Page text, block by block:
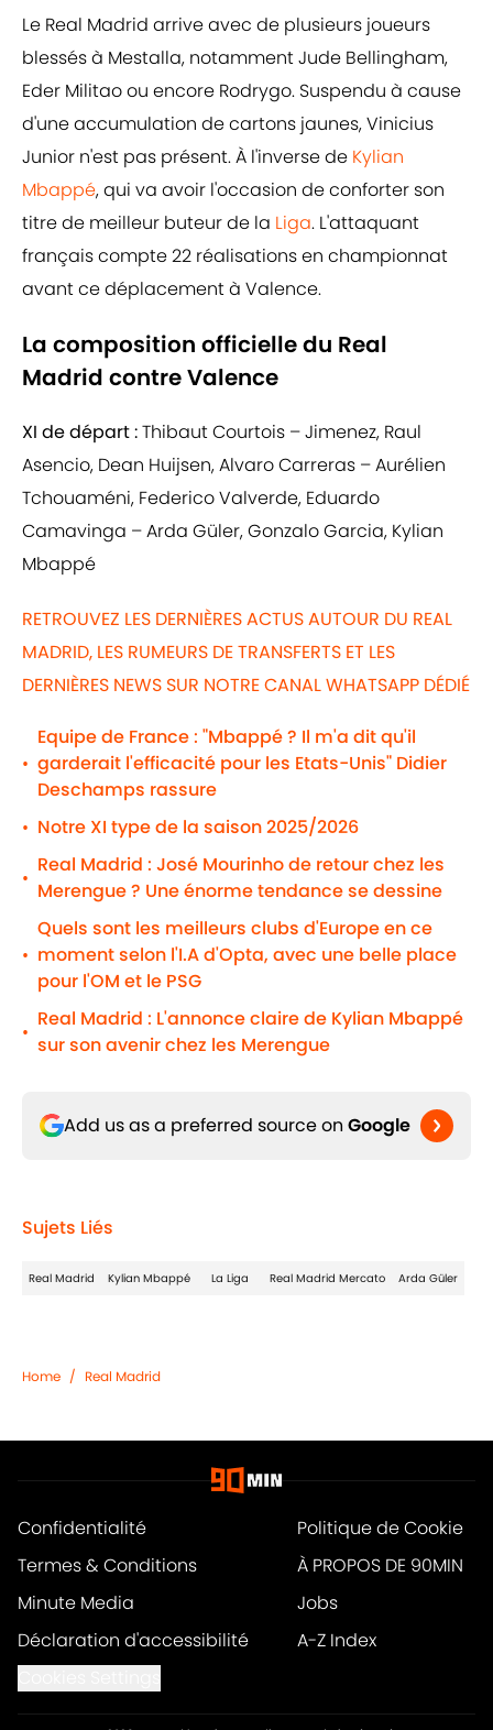
Le Real Madrid arrive avec de plusieurs joueurs
blessés à Mestalla, notamment Jude Bellingham,
Eder Militao ou encore Rodrygo. Suspendu à cause
d'une accumulation de cartons jaunes, Vinicius
Junior n'est pas présent. À l'inverse de Kylian
Mbappé, qui va avoir l'occasion de conforter son
titre de meilleur buteur de la Liga. L'attaquant
français compte 22 réalisations en championnat
avant ce déplacement à Valence.
La composition officielle du Real
Madrid contre Valence
XI de départ :Thibaut Courtois – Jimenez, Raul
Asencio, Dean Huijsen, Alvaro Carreras – Aurélien
Tchouaméni, Federico Valverde, Eduardo
Camavinga – Arda Güler, Gonzalo Garcia, Kylian
Mbappé
RETROUVEZ LES DERNIÈRES ACTUS AUTOUR DU REAL
MADRID, LES RUMEURS DE TRANSFERTS ET LES
DERNIÈRES NEWS SUR NOTRE CANAL WHATSAPP DÉDIÉ
•
Equipe de France : "Mbappé ? Il m'a dit qu'il
garderait l'efficacité pour les Etats-Unis" Didier
Deschamps rassure
• Notre XI type de la saison 2025/2026
•
Real Madrid : José Mourinho de retour chez les
Merengue ? Une énorme tendance se dessine
•
Quels sont les meilleurs clubs d'Europe en ce
moment selon l'I.A d'Opta, avec une belle place
pour l'OM et le PSG
•
Real Madrid : L'annonce claire de Kylian Mbappé
sur son avenir chez les Merengue
Add us as a preferred source on Google
Sujets Liés
Real Madrid Kylian Mbappé La Liga Real Madrid Mercato Arda Güler
Home / Real Madrid
Confidentialité
Politique de Cookie
Termes & Conditions
À PROPOS DE 90MIN
Minute Media
Jobs
Déclaration d'accessibilité
A-Z Index